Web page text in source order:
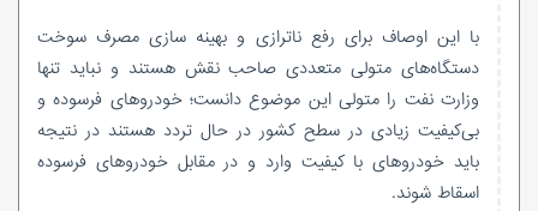
با این اوصاف برای رفع ناترازی و بهینه سازی مصرف سوخت
دستگاه‌های متولی متعددی صاحب نقش هستند و نباید تنها
وزارت نفت را متولی این موضوع دانست؛ خودروهای فرسوده و
بی‌کیفیت زیادی در سطح کشور در حال تردد هستند در نتیجه
باید خودروهای با کیفیت وارد و در مقابل خودروهای فرسوده
اسقاط شوند.